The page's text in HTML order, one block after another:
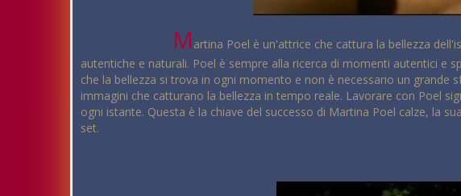
M artina Poel è un'attrice che cattura la bellezza
autentiche e naturali. Poel è sempre alla ricerca di momenti autentici e
che la bellezza si trova in ogni momento e non è necessario un
immagini che catturano la bellezza in tempo reale. Lavorare con Poel
ogni istante. Questa è la chiave del successo di Martina Poel calze, la
set.